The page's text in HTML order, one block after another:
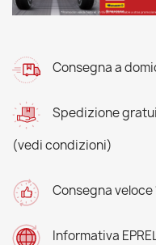
Consegna a
Spedizione
(vedi condizioni)
Consegna veloce
Informativa